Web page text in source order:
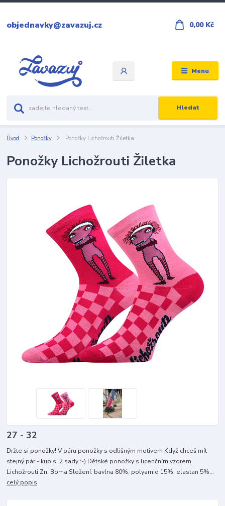
Menu
Hledat
objednavky@zavazuj.cz 0,00 Kč
Úvod Ponožky Ponožky Lichožrouti Žiletka
Ponožky Lichožrouti Žiletka
27 - 32
Držte si ponožky! V páru ponožky s odlišným motivem Když chceš mít
stejný pár - kup si 2 sady :-) Dětské ponožky s licenčním vzorem
Lichožrouti Zn. Boma Složení: bavlna 80%, polyamid 15%, elastan 5%...
celý popis